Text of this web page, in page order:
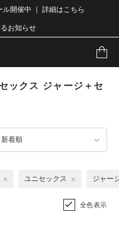
ル開催中 ｜ 詳細はこちら
お知らせ
ックス ジャージ＋セ
新着順
ユニセックス ジャー
全色表示